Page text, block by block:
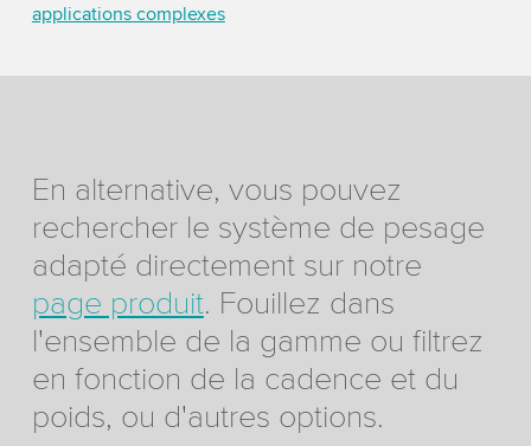
applications complexes
En alternative, vous pouvez
rechercher le système de pesage
adapté directement sur notre
page produit. Fouillez dans
l'ensemble de la gamme ou filtrez
en fonction de la cadence et du
poids, ou d'autres options.